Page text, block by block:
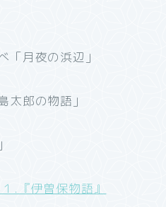
「月夜の浜辺」
太郎の物語」
.『伊曽保物語』